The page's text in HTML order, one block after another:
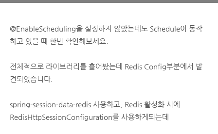
@EnableScheduling을 설정하지 않았는데도 Schedule이 동작
하고 있을 때 한번 확인해보세요.
전체적으로 라이브러리를 훑어봤는데 Redis Config부분에서 발
견되었습니다.
spring-session-data-redis 사용하고, Redis 활성화 시에
RedisHttpSessionConfiguration를 사용하게되는데